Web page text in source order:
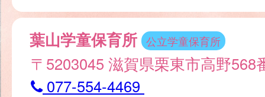
葉山学童保育所 公立学童保育所
〒5203045 滋賀県栗東市高野568
077-554-4469